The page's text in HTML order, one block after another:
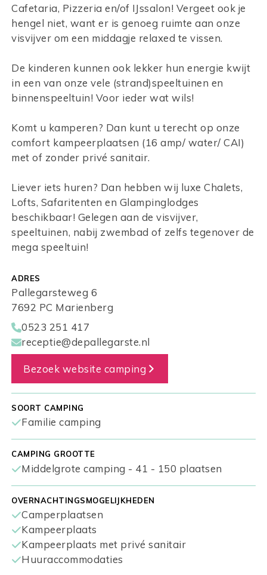
Cafetaria, Pizzeria en/of IJssalon! Vergeet ook je
hengel niet, want er is genoeg ruimte aan onze
visvijver om een middagje relaxed te vissen.
De kinderen kunnen ook lekker hun energie kwijt
in een van onze vele (strand)speeltuinen en
binnenspeeltuin! Voor ieder wat wils!
Komt u kamperen? Dan kunt u terecht op onze
comfort kampeerplaatsen (16 amp/ water/ CAI)
met of zonder privé sanitair.
Liever iets huren? Dan hebben wij luxe Chalets,
Lofts, Safaritenten en Glampinglodges
beschikbaar! Gelegen aan de visvijver,
speeltuinen, nabij zwembad of zelfs tegenover de
mega speeltuin!
ADRES
Pallegarsteweg 6
7692 PC Marienberg
0523 251 417
receptie@depallegarste.nl
Bezoek website camping
SOORT CAMPING
Familie camping
CAMPING GROOTTE
Middelgrote camping - 41 - 150 plaatsen
OVERNACHTINGSMOGELIJKHEDEN
Camperplaatsen
Kampeerplaats
Kampeerplaats met privé sanitair
Huuraccommodaties